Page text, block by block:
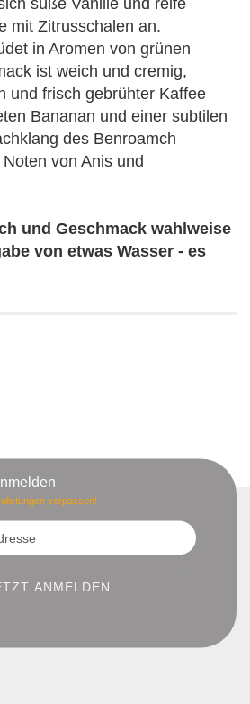
süße Vanille und reife
mit Zitrusschalen an.
in Aromen von grünen
ist weich und cremig,
und frisch gebrühter Kaffee
Bananan und einer subtilen
des Benroamch
von Anis und
und Geschmack wahlweise
von etwas Wasser - es
verpassen!